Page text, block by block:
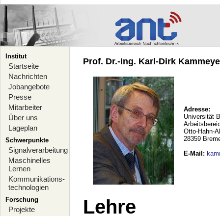
Institut
Startseite
Nachrichten
Jobangebote
Presse
Mitarbeiter
Über uns
Lageplan
Schwerpunkte
Signalverarbeitung
Maschinelles
Lernen
Kommunikations-
technologien
Forschung
Projekte
Prof. Dr.-Ing. Karl-Dirk
Adresse:
Universität
Otto-Hahn-
28359
E-Mail :
Lehre